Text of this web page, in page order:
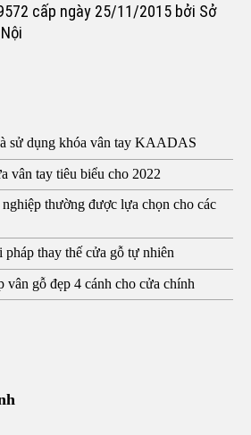
cấp ngày 25/11/2015 bởi Sở
sử dụng khóa vân tay KAADAS
vân tay tiêu biểu cho 2022
thường được lựa chọn cho các
pháp thay thế cửa gỗ tự nhiên
vân gỗ đẹp 4 cánh cho cửa chính